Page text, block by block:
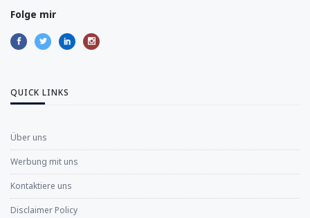
Folge mir
QUICK LINKS
Über uns
Werbung mit uns
Kontaktiere uns
Disclaimer Policy